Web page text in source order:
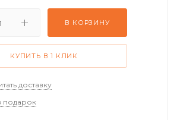
В КОРЗИНУ
КУПИТЬ В 1 КЛИК
доставку
подарок